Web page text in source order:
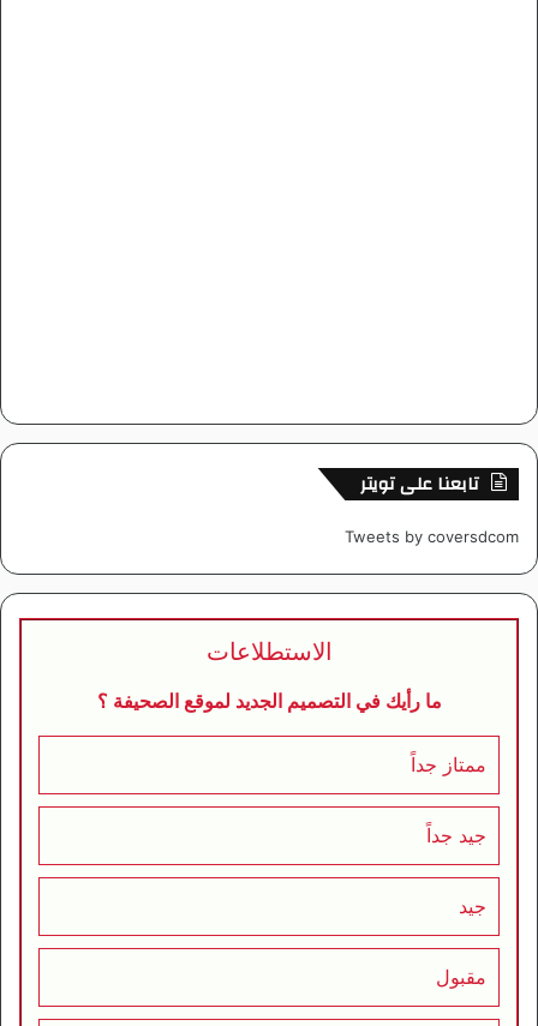
تابعنا على تويتر
Tweets by coversdcom
الاستطلاعات
ما رأيك في التصميم الجديد لموقع الصحيفة ؟
ممتاز جداً
جيد جداً
جيد
مقبول